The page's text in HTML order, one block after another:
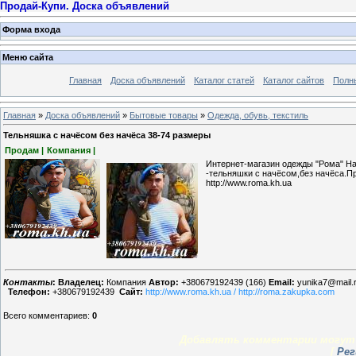
Продай-Купи. Доска объявлений
Форма входа
Меню сайта
Главная Доска объявлений Каталог статей Каталог сайтов
Главная » Доска объявлений » Бытовые товары » Одежда, обувь, текстиль
Тельняшка с начёсом без начёса 38-74 размеры
Продам | Компания |
Интернет-магазин одежды "Рома"
-тельняшки с начёсом,без
http://www.roma.kh.ua
Контакты: Владелец: Компания Автор: +380679192439 (166) Email:
Телефон: +380679192439 Сайт: http://www.roma.kh.ua / http://roma.zakupka.com
Всего комментариев: 0